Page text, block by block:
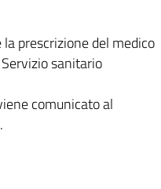
prescrizione del medico
sanitario
comunicato al